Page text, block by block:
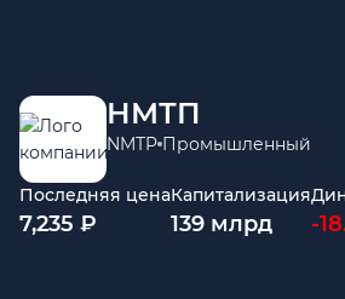
НМТП
NMTP Промышленный
Последняя цена
7,235 ₽
Капитализация
139 млрд -